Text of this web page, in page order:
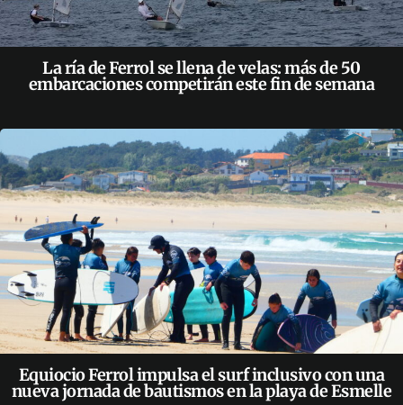
La ría de Ferrol se llena de velas: más de 50
embarcaciones competirán este fin de semana
Equiocio Ferrol impulsa el surf inclusivo con una
nueva jornada de bautismos en la playa de Esmelle